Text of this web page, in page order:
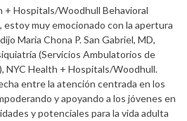
+ Hospitals/Woodhull Behavioral
muy emocionado con la apertura
Maria Chona P. San Gabriel, MD,
(Servicios Ambulatorios de
NYC Health + Hospitals/Woodhull.
entre la atención centrada en los
y apoyando a los jóvenes en
y potenciales para la vida adulta